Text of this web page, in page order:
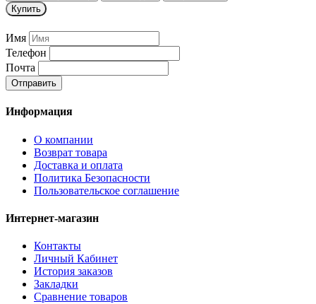
Купить
Имя
Телефон
Почта
Отправить
Информация
О компании
Возврат товара
Доставка и оплата
Политика Безопасности
Пользовательское соглашение
Интернет-магазин
Контакты
Личный Кабинет
История заказов
Закладки
Сравнение товаров